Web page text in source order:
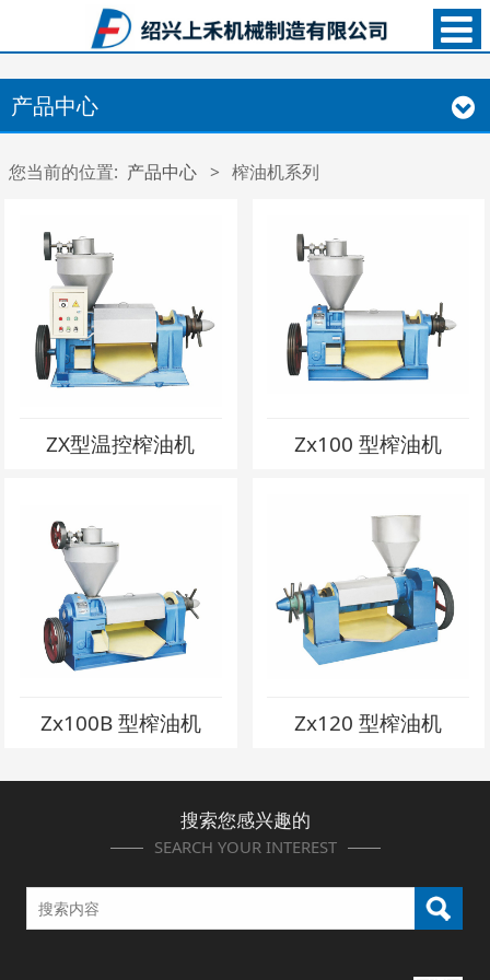
产品中心
您当前的位置: 产品中心 > 榨油机系列
ZX型温控榨油机 Zx100 型榨油机
Zx100B 型榨油机 Zx120 型榨油机
搜索您感兴趣的
SEARCH YOUR INTEREST